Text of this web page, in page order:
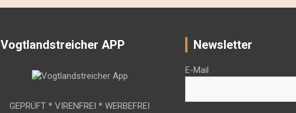
Vogtlandstreicher APP
GEPRÜFT * VIRENFREI * WERBEFREI
Newsletter
E-Mail